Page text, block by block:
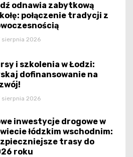
odnawia zabytkową
połączenie tradycji z
2026
i szkolenia w Łodzi:
dofinansowanie na
2026
inwestycje drogowe w
łódzkim wschodnim:
trasy do
roku